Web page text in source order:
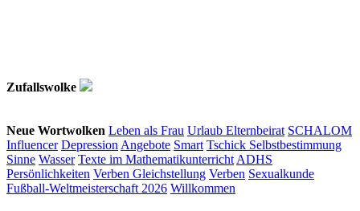
Zufallswolke
Neue Wortwolken Leben als Frau Urlaub Elternbeirat SCHALOM
Influencer Depression Angebote Smart Tschick Selbstbestimmung
Sinne Wasser Texte im Mathematikunterricht ADHS
Persönlichkeiten Verben Gleichstellung Verben Sexualkunde
Fußball-Weltmeisterschaft 2026 Willkommen